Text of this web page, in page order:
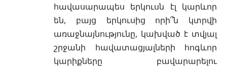
հավասարապես երկուսն էլ կարևոր
են, բայց երկուսից որի՞ն կտրվի
առաջնայնությունը, կախված է տվյալ
շրջանի հավատացյալների հոգևոր
կարիքները բավարարելու